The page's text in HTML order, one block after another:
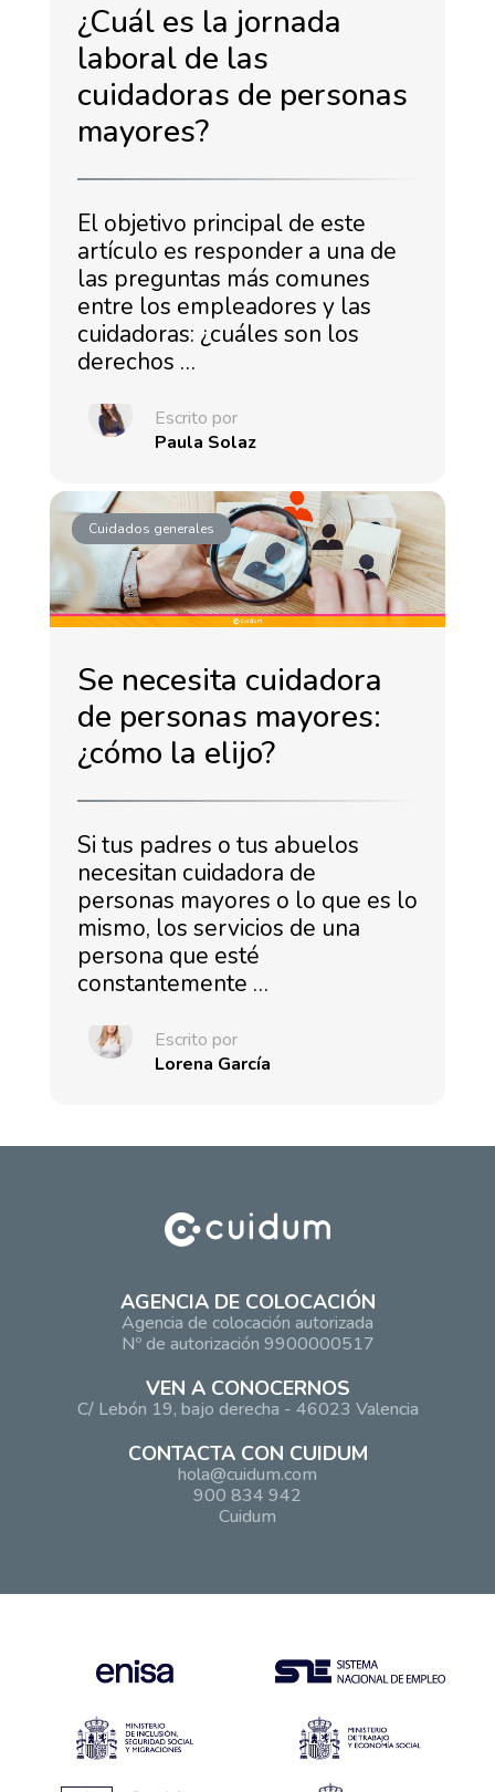
¿Cuál es la jornada
laboral de las
cuidadoras de personas
mayores?
El objetivo principal de este
artículo es responder a una de
las preguntas más comunes
entre los empleadores y las
cuidadoras: ¿cuáles son los
derechos …
Escrito por
Paula Solaz
Cuidados generales
Se necesita cuidadora
de personas mayores:
¿cómo la elijo?
Si tus padres o tus abuelos
necesitan cuidadora de
personas mayores o lo que es lo
mismo, los servicios de una
persona que esté
constantemente …
Escrito por
Lorena García
AGENCIA DE COLOCACIÓN
Agencia de colocación autorizada
Nº de autorización 9900000517
VEN A CONOCERNOS
C/ Lebón 19, bajo derecha - 46023 Valencia
CONTACTA CON CUIDUM
hola@cuidum.com
900 834 942
Cuidum